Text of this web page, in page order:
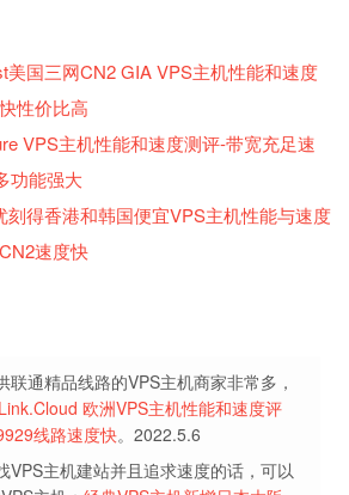
美国三网CN2 GIA VPS主机性能和速度
性价比高
VPS主机性能和速度测评-带宽充足速
功能强大
刻得香港和韩国便宜VPS主机性能与速度
速度快
联通精品线路的VPS主机商家非常多，
欧洲VPS主机性能和速度评
线路速度快。2022.5.6
VPS主机建站并且追求速度的话，可以